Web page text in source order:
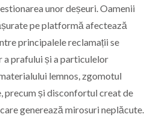
unor deșeuri. Oamenii
pe platformă afectează
principalele reclamații se
a prafului și a particulelor
lemnos, zgomotul
precum și disconfortul creat de
generează mirosuri neplăcute.